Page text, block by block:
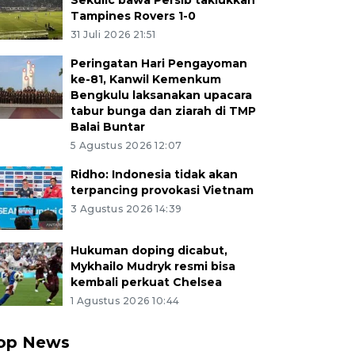
Tampines Rovers 1-0
31 Juli 2026 21:51
Peringatan Hari Pengayoman
ke-81, Kanwil Kemenkum
Bengkulu laksanakan upacara
tabur bunga dan ziarah di TMP
Balai Buntar
5 Agustus 2026 12:07
Ridho: Indonesia tidak akan
terpancing provokasi Vietnam
3 Agustus 2026 14:39
Hukuman doping dicabut,
Mykhailo Mudryk resmi bisa
kembali perkuat Chelsea
1 Agustus 2026 10:44
News